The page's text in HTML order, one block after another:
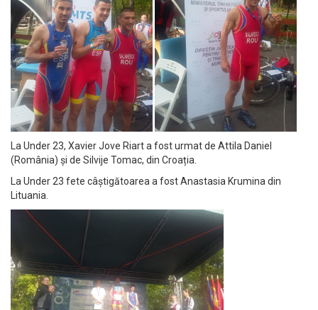
La Under 23, Xavier Jove Riart a fost urmat de Attila Daniel
(România) și de Silvije Tomac, din Croația.
La Under 23 fete câștigătoarea a fost Anastasia Krumina din
Lituania.